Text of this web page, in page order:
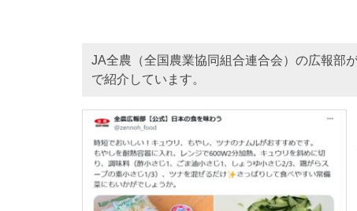
JA全農（全国農業協同組合連合会）の広報部
で紹介しています。